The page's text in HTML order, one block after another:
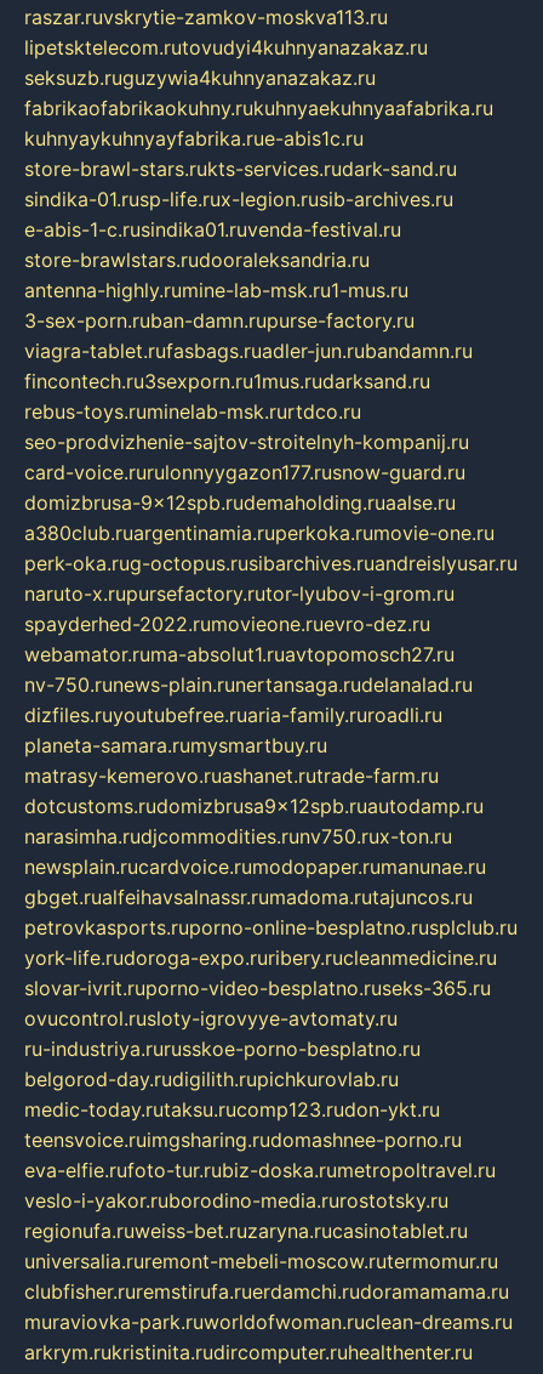
raszar.ruvskrytie-zamkov-moskva113.ru
lipetsktelecom.rutovudyi4kuhnyanazakaz.ru
seksuzb.ruguzywia4kuhnyanazakaz.ru
fabrikaofabrikaokuhny.rukuhnyaekuhnyaafabrika.ru
kuhnyaykuhnyayfabrika.rue-abis1c.ru
store-brawl-stars.rukts-services.rudark-sand.ru
sindika-01.rusp-life.rux-legion.rusib-archives.ru
e-abis-1-c.rusindika01.ruvenda-festival.ru
store-brawlstars.rudooraleksandria.ru
antenna-highly.rumine-lab-msk.ru1-mus.ru
3-sex-porn.ruban-damn.rupurse-factory.ru
viagra-tablet.rufasbags.ruadler-jun.rubandamn.ru
fincontech.ru3sexporn.ru1mus.rudarksand.ru
rebus-toys.ruminelab-msk.rurtdco.ru
seo-prodvizhenie-sajtov-stroitelnyh-kompanij.ru
card-voice.rurulonnyygazon177.rusnow-guard.ru
domizbrusa-9x12spb.rudemaholding.ruaalse.ru
a380club.ruargentinamia.ruperkoka.rumovie-one.ru
perk-oka.rug-octopus.rusibarchives.ruandreislyusar.ru
naruto-x.rupursefactory.rutor-lyubov-i-grom.ru
spayderhed-2022.rumovieone.ruevro-dez.ru
webamator.ruma-absolut1.ruavtopomosch27.ru
nv-750.runews-plain.runertansaga.rudelanalad.ru
dizfiles.ruyoutubefree.ruaria-family.ruroadli.ru
planeta-samara.rumysmartbuy.ru
matrasy-kemerovo.ruashanet.rutrade-farm.ru
dotcustoms.rudomizbrusa9x12spb.ruautodamp.ru
narasimha.rudjcommodities.runv750.rux-ton.ru
newsplain.rucardvoice.rumodopaper.rumanunae.ru
gbget.rualfeihavsalnassr.rumadoma.rutajuncos.ru
petrovkasports.ruporno-online-besplatno.rusplclub.ru
york-life.rudoroga-expo.ruribery.rucleanmedicine.ru
slovar-ivrit.ruporno-video-besplatno.ruseks-365.ru
ovucontrol.rusloty-igrovyye-avtomaty.ru
ru-industriya.rurusskoe-porno-besplatno.ru
belgorod-day.rudigilith.rupichkurovlab.ru
medic-today.rutaksu.rucomp123.rudon-ykt.ru
teensvoice.ruimgsharing.rudomashnee-porno.ru
eva-elfie.rufoto-tur.rubiz-doska.rumetropoltravel.ru
veslo-i-yakor.ruborodino-media.rurostotsky.ru
regionufa.ruweiss-bet.ruzaryna.rucasinotablet.ru
universalia.ruremont-mebeli-moscow.rutermomur.ru
clubfisher.ruremstirufa.ruerdamchi.rudoramamama.ru
muraviovka-park.ruworldofwoman.ruclean-dreams.ru
arkrym.rukristinita.rudircomputer.ruhealthenter.ru